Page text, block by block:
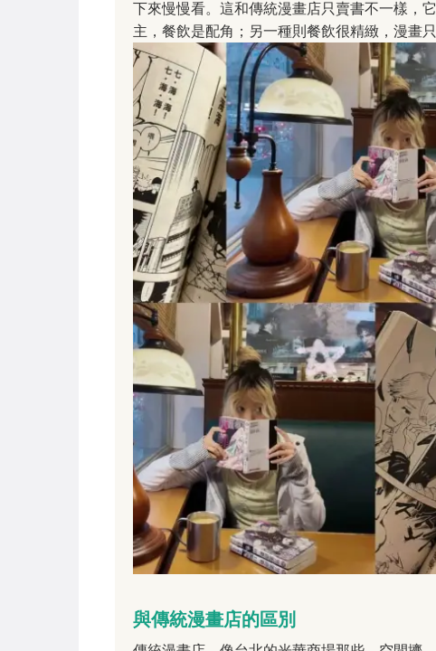
下來慢慢看。這和傳統漫畫店只賣書不一樣，
主，餐飲是配角；另一種則餐飲很精緻，漫畫
與傳統漫畫店的區別